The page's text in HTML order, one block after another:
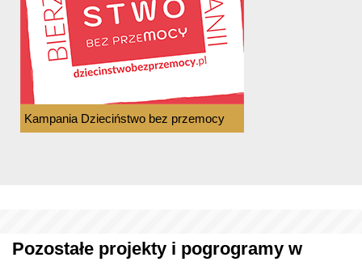
Kampania Dzieciństwo bez przemocy
Pozostałe projekty i pogrogramy w